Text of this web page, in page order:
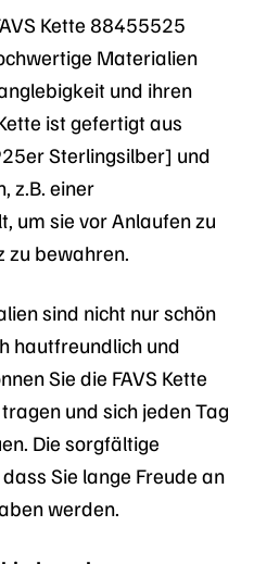
Kette 88455525
Materialien
und ihren
ist gefertigt aus
Sterlingsilber] und
z.B. einer
um sie vor Anlaufen zu
zu bewahren.
sind nicht nur schön
hautfreundlich und
Sie die FAVS Kette
und sich jeden Tag
Die sorgfältige
Sie lange Freude an
werden.